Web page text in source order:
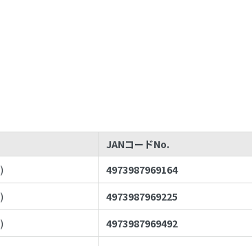
JANコードNo.
)
4973987969164
)
4973987969225
)
4973987969492